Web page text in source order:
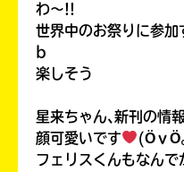
わ〜!!
世界中のお祭りに参
b
楽しそう
星来ちゃん､新刊の情
顔可愛いです
(ӦｖӦ
フェリスくんもなん